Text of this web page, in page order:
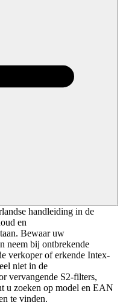
handleiding in de
en
Bewaar uw
neem bij ontbrekende
verkoper of erkende Intex-
niet in de
vervangende S2-filters,
u zoeken op model en EAN
te vinden.